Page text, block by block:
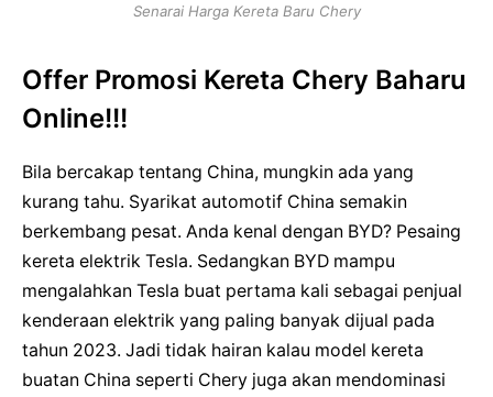
Senarai Harga Kereta Baru Chery
Offer Promosi Kereta Chery Baharu
Online!!!
Bila bercakap tentang China, mungkin ada yang
kurang tahu. Syarikat automotif China semakin
berkembang pesat. Anda kenal dengan BYD? Pesaing
kereta elektrik Tesla. Sedangkan BYD mampu
mengalahkan Tesla buat pertama kali sebagai penjual
kenderaan elektrik yang paling banyak dijual pada
tahun 2023. Jadi tidak hairan kalau model kereta
buatan China seperti Chery juga akan mendominasi